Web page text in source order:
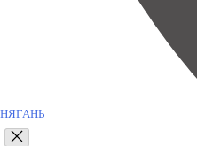
НЯГАНЬ